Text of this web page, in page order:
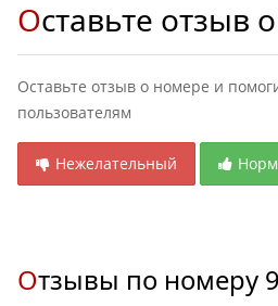
Оставьте отзыв
Оставьте отзыв о номере и
пользователям
Нежелательный
Отзывы по номеру